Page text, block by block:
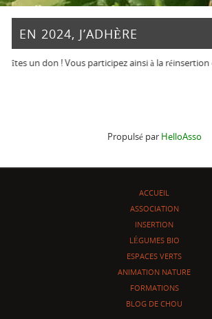
EN 2024, J’ADHÈRE
un don ! Vous participez ainsi à la réinsertion
Propulsé par HelloAsso
ACCUEIL
ASSOCIATION
INSERTION
LÉGUMES BIO
ESPACES VERTS
ANIMATION NATURE
FORMATIONS
BLOG DE CHOU